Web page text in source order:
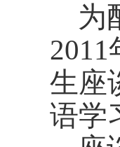
为
2011
生座
语学